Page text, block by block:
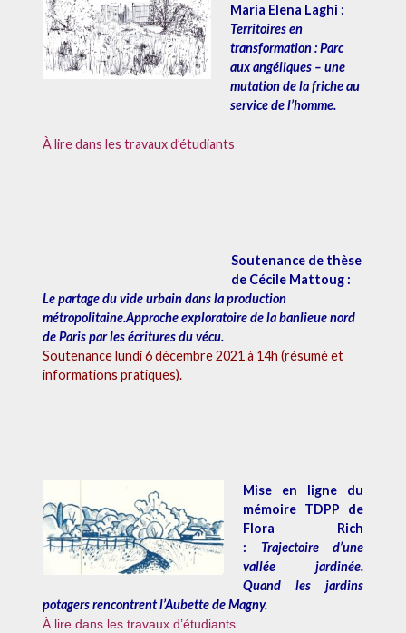
Maria Elena Laghi :
Territoires en
transformation : Parc
aux angéliques – une
mutation de la friche au
service de l’homme.
À lire dans les travaux d’étudiants
Soutenance de thèse
de Cécile Mattoug :
Le partage du vide urbain dans la production
métropolitaine.Approche exploratoire de la banlieue nord
de Paris par les écritures duvécu.
Soutenancelundi 6 décembre 2021 à 14h (résumé et
informations pratiques).
Mise en ligne du
mémoire TDPP de
Flora Rich
: Trajectoire d’une
vallée jardinée.
Quand les jardins
potagers rencontrent l’Aubette de Magny.
À lire dans les travaux d’étudiants